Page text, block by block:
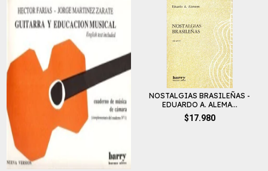
NOSTALGIAS BRASILEÑAS -
EDUARDO A. ALEMA...
$17.980